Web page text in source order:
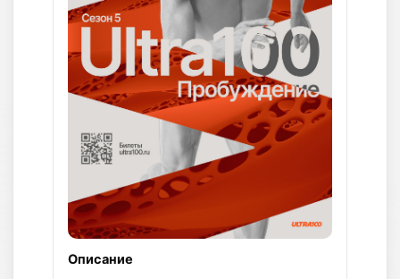
Описание